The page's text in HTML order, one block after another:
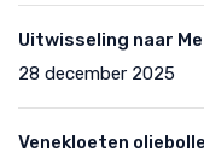
Uitwisseling naar
28 december 2025
Venekloeten